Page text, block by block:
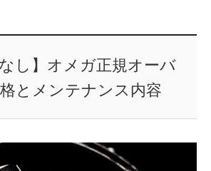
なし】オメガ正規オーバ
とメンテナンス内容